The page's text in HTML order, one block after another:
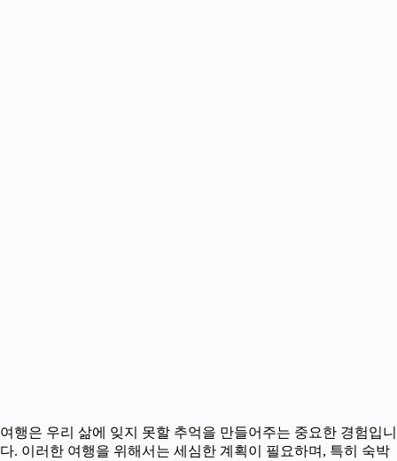
여행은 우리 삶에 잊지 못할 추억을 만들어주는 중요한 경험입니
다. 이러한 여행을 위해서는 세심한 계획이 필요하며, 특히 숙박